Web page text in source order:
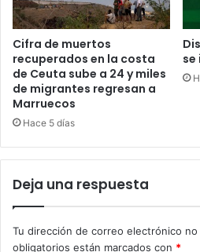
Cifra de muertos
recuperados en la costa
de Ceuta sube a 24 y miles
de migrantes regresan a
Marruecos
Hace 5 días
se
Deja una respuesta
Tu dirección de correo electrónico no
obligatorios están marcados con *